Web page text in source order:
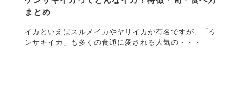
まとめ
イカといえばスルメイカやヤリイカが有名ですが、「ケ
ンサキイカ」も多くの食通に愛される人気の・・・